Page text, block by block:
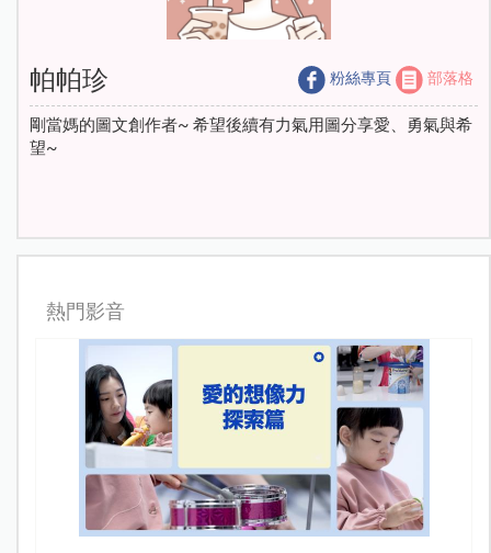
帕帕珍 粉絲專頁 部落格
剛當媽的圖文創作者~ 希望後續有力氣用圖分享愛、勇氣與希
望~
熱門影音